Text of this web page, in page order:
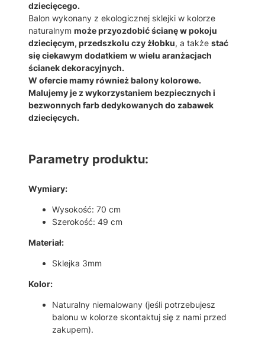
E
S
K
L
E
J
K
I
–
D
O
C
C
N
dziecięcego.
Balon wykonany z ekologicznej sklejki w kolorze
naturalnym może przyozdobić ścianę w pokoju
dziecięcym, przedszkolu czy żłobku, a także stać
się ciekawym dodatkiem w wielu aranżacjach
ścianek dekoracyjnych.
W ofercie mamy również balony kolorowe.
Malujemy je z wykorzystaniem bezpiecznych i
bezwonnych farb dedykowanych do zabawek
dziecięcych.
Parametry produktu:
Wymiary:
Wysokość: 70 cm
Szerokość: 49 cm
Materiał:
Sklejka 3mm
Kolor:
Naturalny niemalowany (jeśli potrzebujesz
balonu w kolorze skontaktuj się z nami przed
zakupem).